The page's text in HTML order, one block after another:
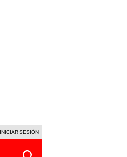
LA BELLA LUZ
INICIAR SESIÓN